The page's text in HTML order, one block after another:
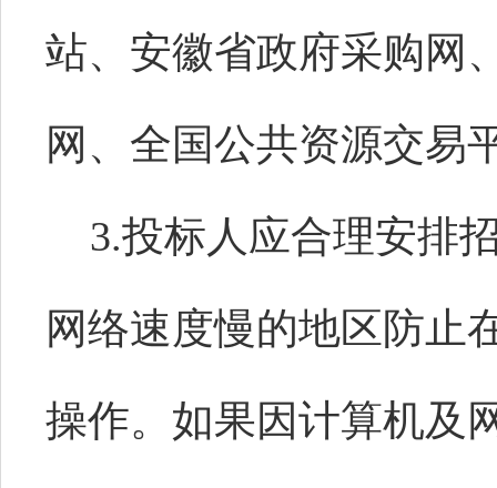
站、安徽省政府采购网
网、全国公共资源交易
3.投标人应合理安排
网络速度慢的地区防止
操作。如果因计算机及